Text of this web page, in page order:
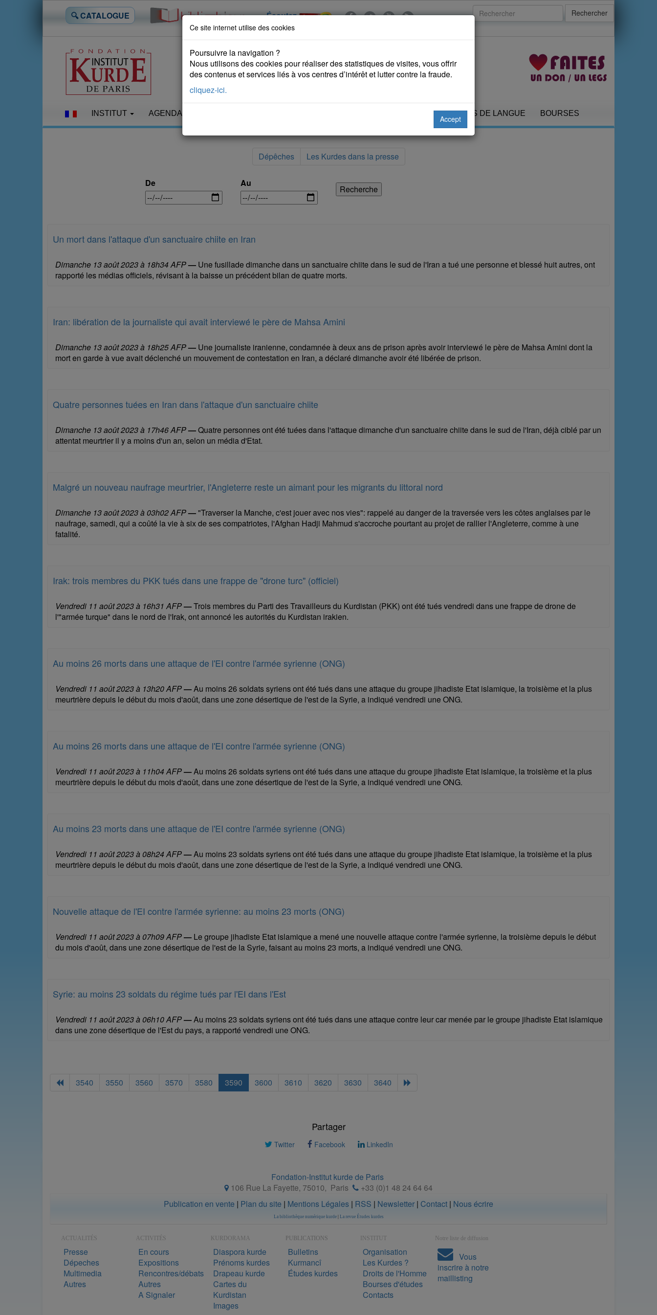
🔍 CATALOGUE Écoutez Rechercher
INSTITUT AGENDA DROITS DE L'HOMME COURS DE LANGUE BOURSES
Dépêches Les Kurdes dans la presse
De Au
Un mort dans l'attaque d'un sanctuaire chiite en Iran
Dimanche 13 août 2023 à 18h34 AFP— Une fusillade dimanche dans un sanctuaire chiite dans le sud de l'Iran a tué une personne et blessé huit autres, ont
rapporté les médias officiels, révisant à la baisse un précédent bilan de quatre morts.
Iran: libération de la journaliste qui avait interviewé le père de Mahsa Amini
Dimanche 13 août 2023 à 18h25 AFP— Une journaliste iranienne, condamnée à deux ans de prison après avoir interviewé le père de Mahsa Amini dont la
mort en garde à vue avait déclenché un mouvement de contestation en Iran, a déclaré dimanche avoir été libérée de prison.
Quatre personnes tuées en Iran dans l'attaque d'un sanctuaire chiite
Dimanche 13 août 2023 à 17h46 AFP—Quatre personnes ont été tuées dans l'attaque dimanche d'un sanctuaire chiite dans le sud de l'Iran, déjà ciblé par un
attentat meurtrier il y a moins d'un an, selon un média d'Etat.
Malgré un nouveau naufrage meurtrier, l'Angleterre reste un aimant pour les migrants du littoral nord
Dimanche 13 août 2023 à 03h02 AFP— "Traverser la Manche, c'est jouer avec nos vies": rappelé au danger de la traversée vers les côtes anglaises par le
naufrage, samedi, qui a coûté la vie à six de ses compatriotes, l'Afghan Hadji Mahmud s'accroche pourtant au projet de rallier l'Angleterre, comme à une
fatalité.
Irak: trois membres du PKK tués dans une frappe de "drone turc" (officiel)
Vendredi 11 août 2023 à 16h31 AFP—Trois membres du Parti des Travailleurs du Kurdistan (PKK) ont été tués vendredi dans une frappe de drone de
l'"armée turque" dans le nord de l'Irak, ont annoncé les autorités du Kurdistan irakien.
Au moins 26 morts dans une attaque de l'EI contre l'armée syrienne (ONG)
Vendredi 11 août 2023 à 13h20 AFP—Au moins 26 soldats syriens ont été tués dans une attaque du groupe jihadiste Etat islamique, la troisième et la plus
meurtrière depuis le début du mois d'août, dans une zone désertique de l'est de la Syrie, a indiqué vendredi une ONG.
Au moins 26 morts dans une attaque de l'EI contre l'armée syrienne (ONG)
Vendredi 11 août 2023 à 11h04 AFP—Au moins 26 soldats syriens ont été tués dans une attaque du groupe jihadiste Etat islamique, la troisième et la plus
meurtrière depuis le début du mois d'août, dans une zone désertique de l'est de la Syrie, a indiqué vendredi une ONG.
Au moins 23 morts dans une attaque de l'EI contre l'armée syrienne (ONG)
Vendredi 11 août 2023 à 08h24 AFP—Au moins 23 soldats syriens ont été tués dans une attaque du groupe jihadiste Etat islamique, la troisième et la plus
meurtrière depuis le début du mois d'août, dans une zone désertique de l'est de la Syrie, a indiqué vendredi une ONG.
Nouvelle attaque de l'EI contre l'armée syrienne: au moins 23 morts (ONG)
Vendredi 11 août 2023 à 07h09 AFP— Le groupe jihadiste Etat islamique a mené une nouvelle attaque contre l'armée syrienne, la troisième depuis le début
du mois d'août, dans une zone désertique de l'est de la Syrie, faisant au moins 23 morts, a indiqué vendredi une ONG.
Syrie: au moins 23 soldats du régime tués par l'EI dans l'Est
Vendredi 11 août 2023 à 06h10 AFP—Au moins 23 soldats syriens ont été tués dans une attaque contre leur car menée par le groupe jihadiste Etat islamique
dans une zone désertique de l'Est du pays, a rapporté vendredi une ONG.
3540 3550 3560 3570 3580 3590 3600 3610 3620 3630 3640
Partager
Twitter Facebook LinkedIn
Fondation-Institut kurde de Paris
106 Rue La Fayette, 75010, Paris
+33 (0)1 48 24 64 64
Publication en vente | Plan du site | Mentions Légales | RSS | Newsletter | Contact | Nous écrire
La bibliothèque numérique kurde| La revue Études kurdes
ACTUALITÉS
Presse
Dépeches
Multimedia
Autres
ACTIVITÉS
En cours
Expositions
Rencontres/débats
Autres
A Signaler
KURDORAMA
Diaspora kurde
Prénoms kurdes
Drapeau kurde
Cartes du
Kurdistan
Images
PUBLICATIONS
Bulletins
Kurmancî
Études kurdes
INSTITUT
Organisation
Les Kurdes ?
Droits de l'Homme
Bourses d'études
Contacts
Notre liste de diffusion
Vous
inscrire à notre
maillisting
Ce site internet utilise des cookies
Poursuivre la navigation ?
Nous utilisons des cookies pour réaliser des statistiques de visites, vous offrir
des contenus et services liés à vos centres d’intérêt et lutter contre la fraude.
cliquez-ici.
Accept